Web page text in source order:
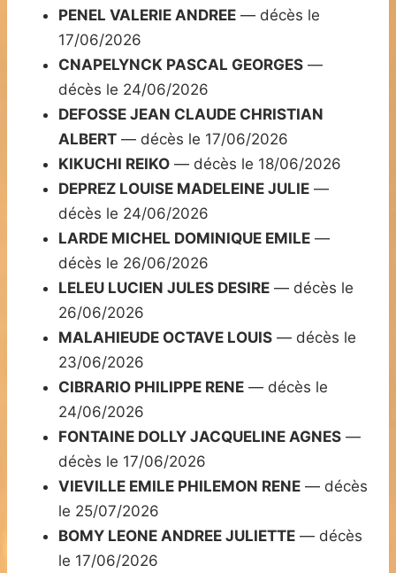
PENEL VALERIE ANDREE — décès le
17/06/2026
CNAPELYNCK PASCAL GEORGES —
décès le 24/06/2026
DEFOSSE JEAN CLAUDE CHRISTIAN
ALBERT — décès le 17/06/2026
KIKUCHI REIKO — décès le 18/06/2026
DEPREZ LOUISE MADELEINE JULIE —
décès le 24/06/2026
LARDE MICHEL DOMINIQUE EMILE —
décès le 26/06/2026
LELEU LUCIEN JULES DESIRE — décès le
26/06/2026
MALAHIEUDE OCTAVE LOUIS — décès le
23/06/2026
CIBRARIO PHILIPPE RENE — décès le
24/06/2026
FONTAINE DOLLY JACQUELINE AGNES —
décès le 17/06/2026
VIEVILLE EMILE PHILEMON RENE — décès
le 25/07/2026
BOMY LEONE ANDREE JULIETTE — décès
le 17/06/2026